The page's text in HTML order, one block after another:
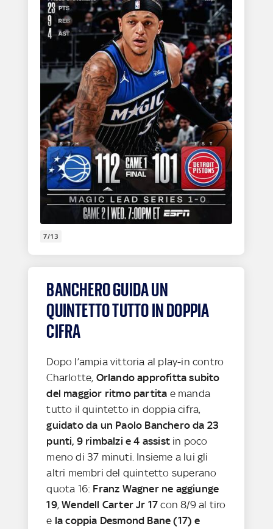
7/13
BANCHERO GUIDA UN
QUINTETTO TUTTO IN DOPPIA
CIFRA
Dopo l’ampia vittoria al play-in contro
Charlotte, Orlando approfitta subito
del maggior ritmo partita e manda
tutto il quintetto in doppia cifra,
guidato da un Paolo Banchero da 23
punti, 9 rimbalzi e 4 assist in poco
meno di 37 minuti. Insieme a lui gli
altri membri del quintetto superano
quota 16: Franz Wagner ne aggiunge
19,Wendell Carter Jr 17 con 8/9 al tiro
e la coppia Desmond Bane (17) e